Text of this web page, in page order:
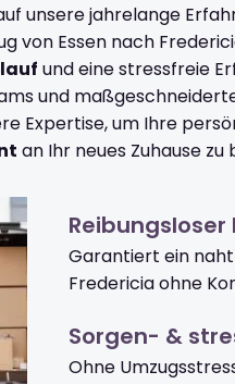
unsere jahrelange
von Essen nach
und eine stressfreie
und
Expertise, um Ihre
an Ihr neues Zuhause zu
Reibungsloser
Garantiert ein
Fredericia ohne
Sorgen- &
Ohne